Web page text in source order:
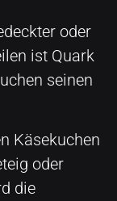
oder
ist Quark
seinen
Käsekuchen
oder
die